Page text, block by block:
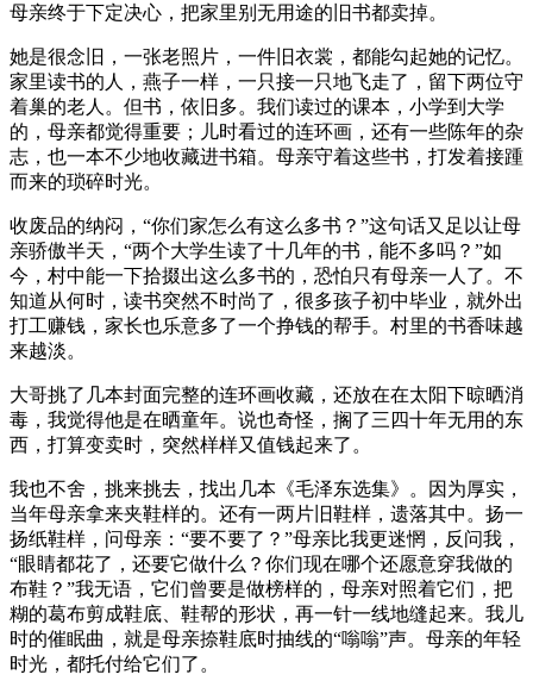
母亲终于下定决心，把家里别无用途的旧书都卖掉。
她是很念旧，一张老照片，一件旧衣裳，都能勾起她的记忆。
家里读书的人，燕子一样，一只接一只地飞走了，留下两位守
着巢的老人。但书，依旧多。我们读过的课本，小学到大学
的，母亲都觉得重要；儿时看过的连环画，还有一些陈年的杂
志，也一本不少地收藏进书箱。母亲守着这些书，打发着接踵
而来的琐碎时光。
收废品的纳闷，“你们家怎么有这么多书？”这句话又足以让母
亲骄傲半天，“两个大学生读了十几年的书，能不多吗？”如
今，村中能一下拾掇出这么多书的，恐怕只有母亲一人了。不
知道从何时，读书突然不时尚了，很多孩子初中毕业，就外出
打工赚钱，家长也乐意多了一个挣钱的帮手。村里的书香味越
来越淡。
大哥挑了几本封面完整的连环画收藏，还放在在太阳下晾晒消
毒，我觉得他是在晒童年。说也奇怪，搁了三四十年无用的东
西，打算变卖时，突然样样又值钱起来了。
我也不舍，挑来挑去，找出几本《毛泽东选集》。因为厚实，
当年母亲拿来夹鞋样的。还有一两片旧鞋样，遗落其中。扬一
扬纸鞋样，问母亲：“要不要了？”母亲比我更迷惘，反问我，
“眼睛都花了，还要它做什么？你们现在哪个还愿意穿我做的
布鞋？”我无语，它们曾要是做榜样的，母亲对照着它们，把
糊的葛布剪成鞋底、鞋帮的形状，再一针一线地缝起来。我儿
时的催眠曲，就是母亲捺鞋底时抽线的“嗡嗡”声。母亲的年轻
时光，都托付给它们了。